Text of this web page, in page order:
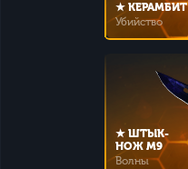
★ КЕРАМБИТ
Убийство
★ ШТЫК-
НОЖ M9
Волны